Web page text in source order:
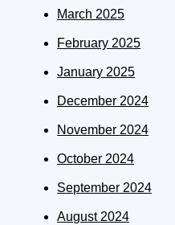
March 2025
February 2025
January 2025
December 2024
November 2024
October 2024
September 2024
August 2024